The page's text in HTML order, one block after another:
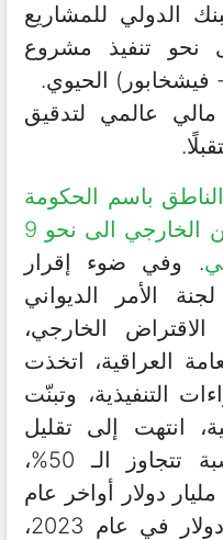
الدولي للمشاريع
نحو تنفيذ مشروع
فيشخابور) الحيوي.
عالمي لتدقيق
باسم الحكومة
باسم العوادي انخفاض الدين الخارجي الى نحو 9
. وفي ضوء إقرار
الأمر الديواني
الاقتراض الخارجي،
العراقية، اتخذت
التنفيذية، وتبنّت
انتهت إلى تقليل
الدين العام الخارجي بنسبة تتجاوز الـ 50%،
لينخفض الدين من 19.729 مليار دولار أواخر عام
2022، إلى 15.976 مليار دولار في عام 2023،